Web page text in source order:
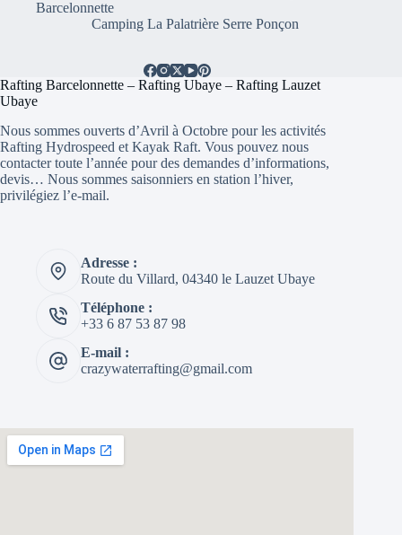
Barcelonnette
Camping La Palatrière Serre Ponçon
Rafting Barcelonnette – Rafting Ubaye – Rafting Lauzet
Ubaye
Nous sommes ouverts d’Avril à Octobre pour les activités
Rafting Hydrospeed et Kayak Raft. Vous pouvez nous
contacter toute l’année pour des demandes d’informations,
devis… Nous sommes saisonniers en station l’hiver,
privilégiez l’e-mail.
Adresse :
Route du Villard, 04340 le Lauzet Ubaye
Téléphone :
+33 6 87 53 87 98
E-mail :
crazywaterrafting@gmail.com